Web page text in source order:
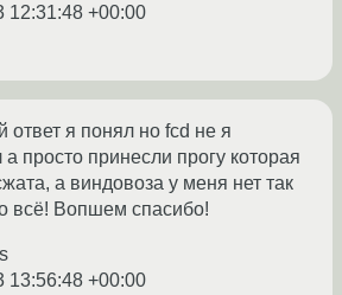
12:31:48 +00:00
ответ я понял но fcd не я
а просто принесли прогу которая
а виндовоза у меня нет так
всё! Вопшем спасибо!
13:56:48 +00:00